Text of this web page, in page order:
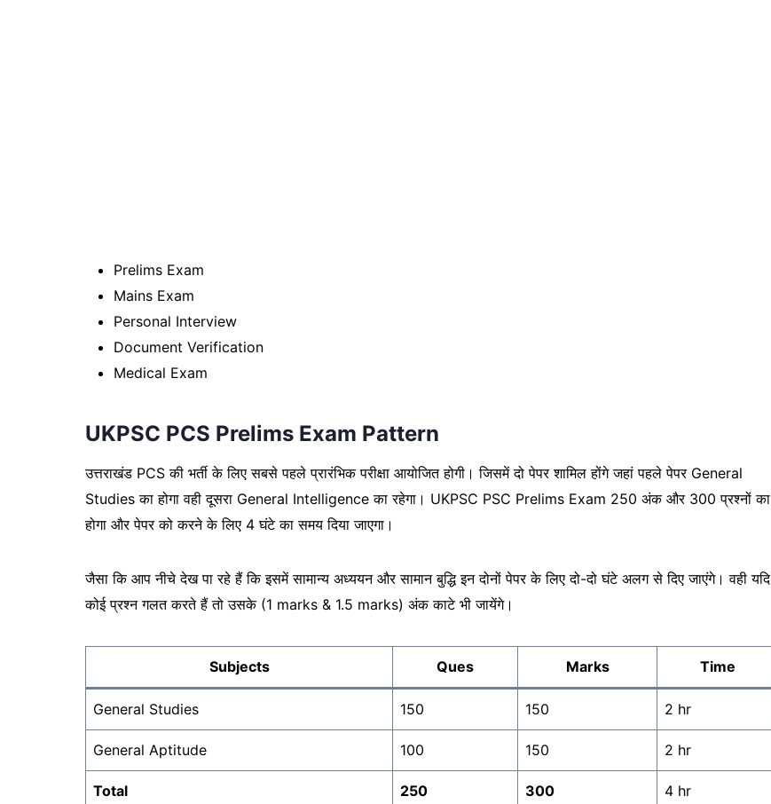
Prelims Exam
Mains Exam
Personal Interview
Document Verification
Medical Exam
UKPSC PCS Prelims Exam Pattern
उत्तराखंड PCS की भर्ती के लिए सबसे पहले प्रारंभिक परीक्षा आयोजित होगी। जिसमें दो पेपर शामिल होंगे जहां पहले पेपर General
Studies का होगा वही दूसरा General Intelligence का रहेगा। UKPSC PSC Prelims Exam 250 अंक और 300 प्रश्नों का
होगा और पेपर को करने के लिए 4 घंटे का समय दिया जाएगा।
जैसा कि आप नीचे देख पा रहे हैं कि इसमें सामान्य अध्ययन और सामान बुद्धि इन दोनों पेपर के लिए दो-दो घंटे अलग से दिए जाएंगे। वही यदि
कोई प्रश्न गलत करते हैं तो उसके (1 marks & 1.5 marks) अंक काटे भी जायेंगे।
Subjects Ques Marks Time
General Studies 150 150 2 hr
General Aptitude 100 150 2 hr
Total 250 300 4 hr